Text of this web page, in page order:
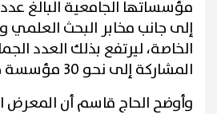
إلى جانب مخابر البحث العلمي
الخاصة، ليرتفع بذلك العدد
المشاركة إلى نحو 30 مؤسسة جامعية.
وأوضح الحاج قاسم أن